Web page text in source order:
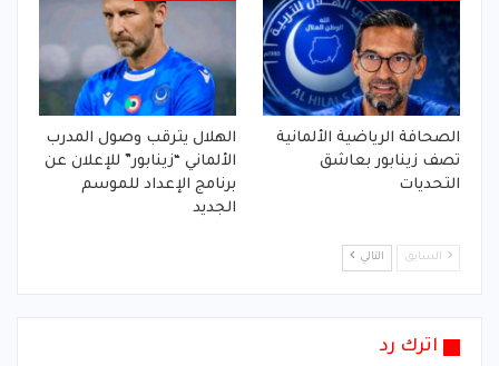
الصحافة الرياضية الألمانية
تصف زينابور بعاشق
التحديات
الهلال يترقب وصول المدرب
الألماني “زينابور” للإعلان عن
برنامج الإعداد للموسم
الجديد
السابق التالي
اترك رد